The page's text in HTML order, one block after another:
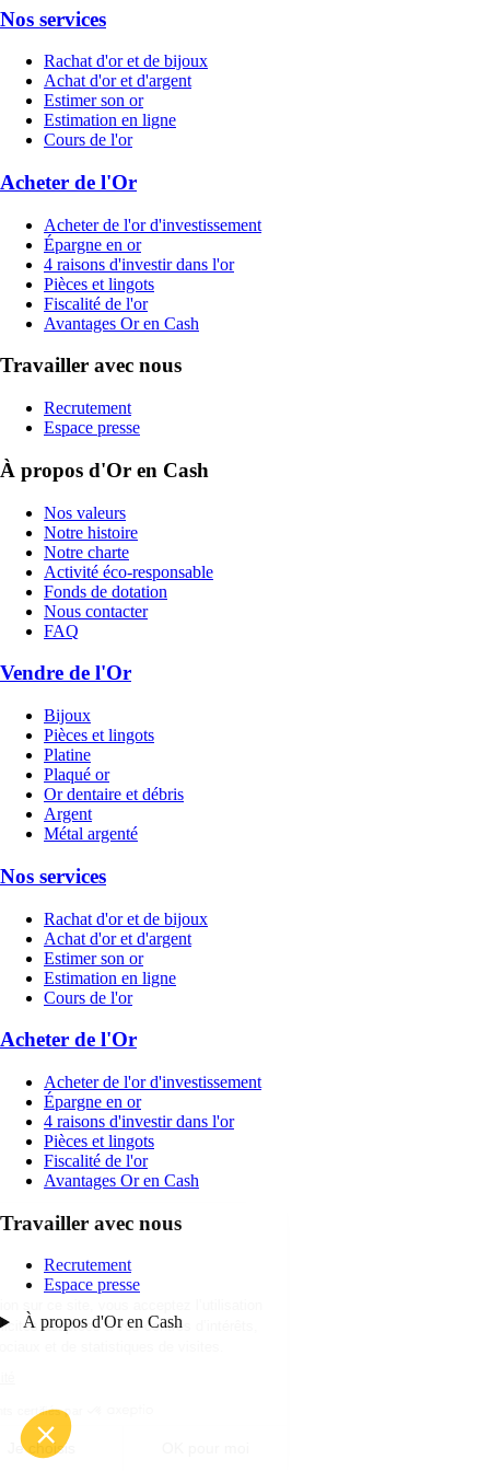
Vos préférences
En poursuivant votre navigation sur ce site,
fins de publicités adaptées à vos centres d’intérêts, de partage sur les
Tout refuser
Nos services
Rachat d'or et de bijoux
Achat d'or et d'argent
Estimer son or
Estimation en ligne
Cours de l'or
Acheter de l'Or
Acheter de l'or d'investissement
Épargne en or
4 raisons d'investir dans l'or
Pièces et lingots
Fiscalité de l'or
Avantages Or en Cash
Travailler avec nous
Recrutement
Espace presse
À propos d'Or en Cash
Nos valeurs
Notre histoire
Notre charte
Activité éco-responsable
Fonds de dotation
Nous contacter
FAQ
Vendre de l'Or
Bijoux
Pièces et lingots
Platine
Plaqué or
Or dentaire et débris
Argent
Métal argenté
Nos services
Rachat d'or et de bijoux
Achat d'or et d'argent
Estimer son or
Estimation en ligne
Cours de l'or
Acheter de l'Or
Acheter de l'or d'investissement
Épargne en or
4 raisons d'investir dans l'or
Pièces et lingots
Fiscalité de l'or
Avantages Or en Cash
Travailler avec nous
Recrutement
Espace presse
À propos d'Or en Cash